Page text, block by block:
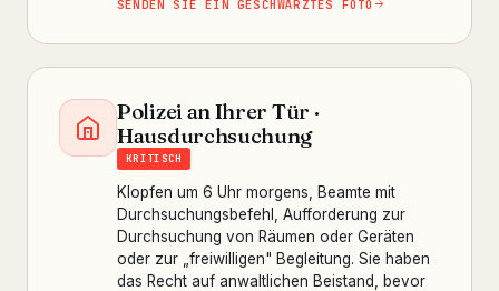
SENDEN SIE EIN GESCHWÄRZTES FOTO
Polizei an Ihrer Tür ·
Hausdurchsuchung
KRITISCH
Klopfen um 6 Uhr morgens, Beamte mit
Durchsuchungsbefehl, Aufforderung zur
Durchsuchung von Räumen oder Geräten
oder zur „freiwilligen" Begleitung. Sie haben
das Recht auf anwaltlichen Beistand, bevor